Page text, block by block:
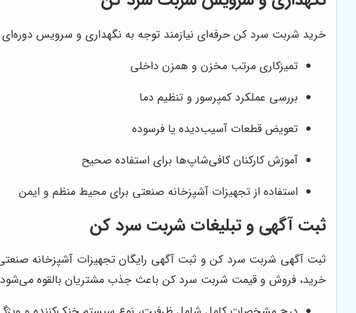
خرید شربت سرد کن حرفه‌ای نیازمند توجه به نگهداری و سرویس
تمیزکاری مرتب مخزن و همزن داخلی
بررسی عملکرد کمپرسور و تنظیم دما
تعویض قطعات آسیب‌دیده یا فرسوده
آموزش کارکنان کافی‌شاپ‌ها برای استفاده صحیح
استفاده از تجهیزات آشپزخانه صنعتی برای محیط منظم و ایمن
ثبت آگهی و تبلیغات شربت سرد کن
ثبت آگهی شربت سرد کن و ثبت آگهی رایگان تجهیزات آشپزخانه
خرید، فروش و قیمت شربت سرد کن باعث جذب مشتریان بالقوه